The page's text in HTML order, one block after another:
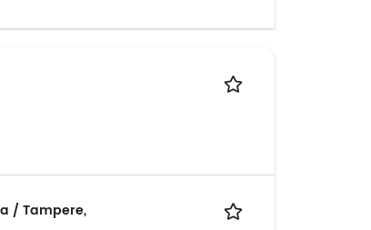
/ Tampere,